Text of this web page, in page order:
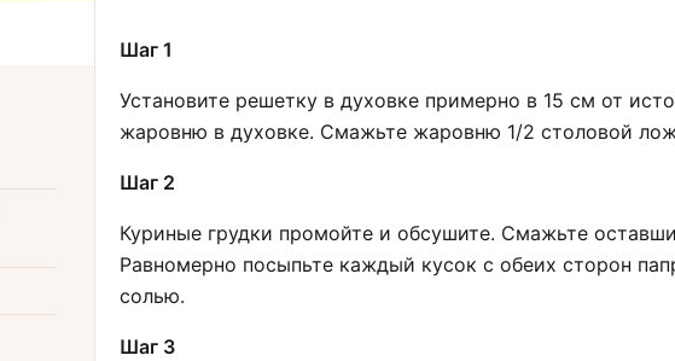
Шаг 1
Установите решетку в духовке примерно в 15 см от
жаровню в духовке. Смажьте жаровню 1/2 столовой
Шаг 2
Куриные грудки промойте и обсушите. Смажьте
Равномерно посыпьте каждый кусок с обеих сторон
солью.
Шаг 3